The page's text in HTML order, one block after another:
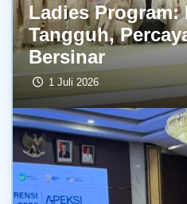
Ladies Program:
Tangguh,
Bersinar
1 Juli 2026